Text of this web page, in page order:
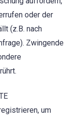
oder der
(z.B. nach
Zwingende
um